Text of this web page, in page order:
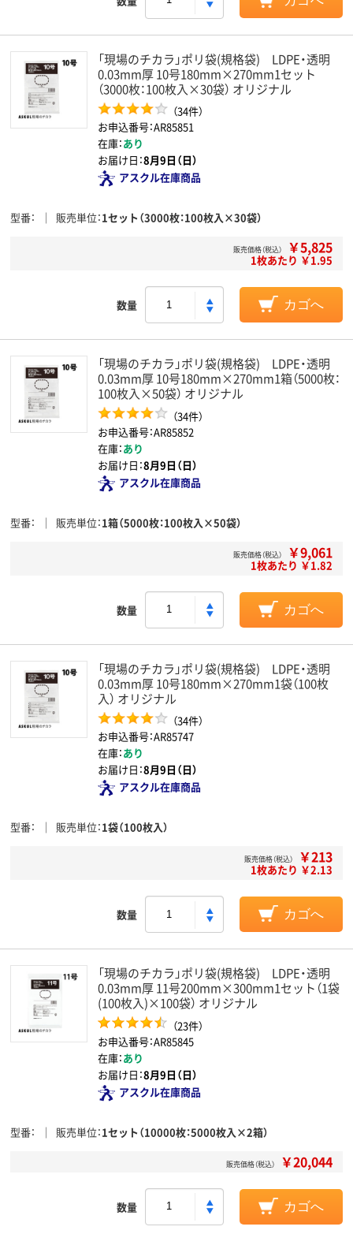
「現場のチカラ」ポリ袋(規格袋) LDPE・透明
0.03mm厚 10号180mm×270mm1セット
（3000枚：100枚入×30袋） オリジナル
（34件）
お申込番号：AR85851
在庫：あり
お届け日：8月9日（日）
アスクル在庫商品
型番 販売単位 1セット（3000枚：100枚入×30袋）
販売価格（税込） ￥5,825
1枚あたり ￥1.95
数量 カゴへ
「現場のチカラ」ポリ袋(規格袋) LDPE・透明
0.03mm厚 10号180mm×270mm1箱（5000枚：
100枚入×50袋） オリジナル
（34件）
お申込番号：AR85852
在庫：あり
お届け日：8月9日（日）
アスクル在庫商品
型番 販売単位 1箱（5000枚：100枚入×50袋）
販売価格（税込） ￥9,061
1枚あたり ￥1.82
数量 カゴへ
「現場のチカラ」ポリ袋(規格袋) LDPE・透明
0.03mm厚 10号180mm×270mm1袋（100枚
入） オリジナル
（34件）
お申込番号：AR85747
在庫：あり
お届け日：8月9日（日）
アスクル在庫商品
型番 販売単位 1袋（100枚入）
販売価格（税込） ￥213
1枚あたり ￥2.13
数量 カゴへ
「現場のチカラ」ポリ袋(規格袋) LDPE・透明
0.03mm厚 11号200mm×300mm1セット（1袋
(100枚入)×100袋） オリジナル
（23件）
お申込番号：AR85845
在庫：あり
お届け日：8月9日（日）
アスクル在庫商品
型番 販売単位 1セット（10000枚：5000枚入×2箱）
販売価格（税込） ￥20,044
数量 カゴへ